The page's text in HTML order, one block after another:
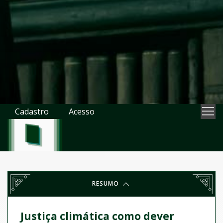
Cadastro Acesso
RESUMO
Justiça climática como dever